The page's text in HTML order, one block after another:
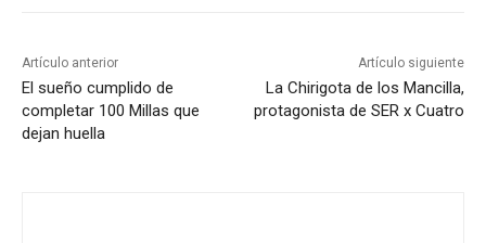
r
d
e
a
Artículo anterior
El sueño cumplido de
completar 100 Millas que
dejan huella
Artículo siguiente
La Chirigota de los Mancilla,
protagonista de SER x Cuatro